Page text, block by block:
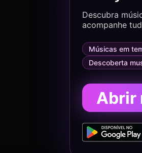
Descubra
acompanhe
Músicas em
Descoberta
Abrir